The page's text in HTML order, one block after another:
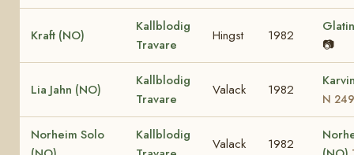
Kraft (NO)
Kallblodig
Travare
Hingst 1982
📷
Lia Jahn (NO)
Kallblodig
Travare
Valack 1982
N
Norheim Solo
Kallblodig
Valack 1982